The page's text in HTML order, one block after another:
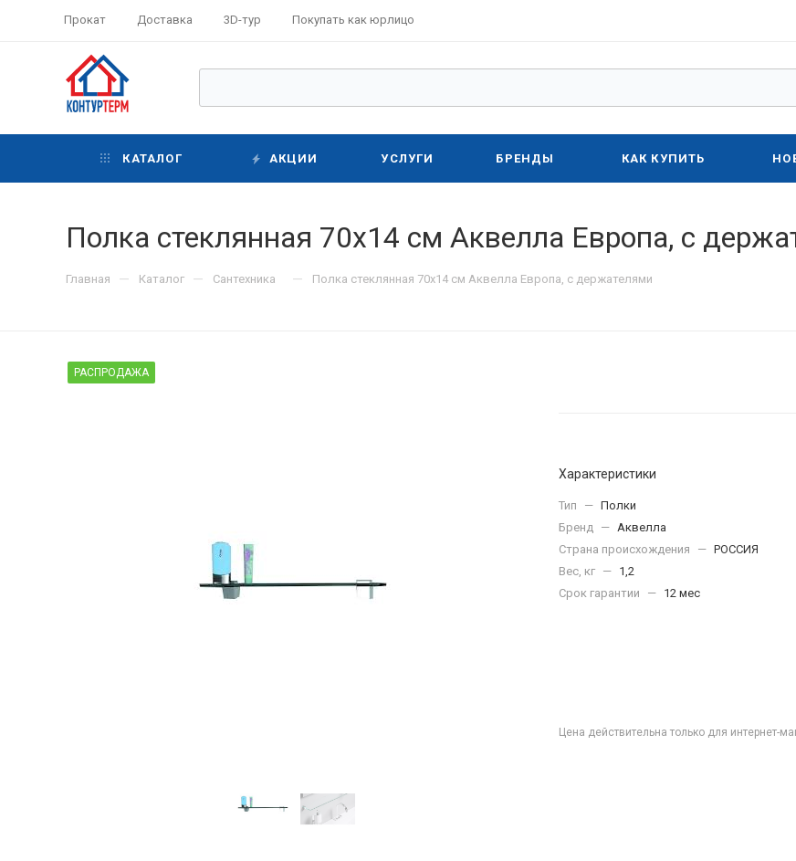
Прокат Доставка 3D-тур Покупать как юрлицо
КАТАЛОГ АКЦИИ УСЛУГИ БРЕНДЫ КАК КУПИТЬ
Полка стеклянная 70х14 см Аквелла Европа, с
Главная — Каталог — Сантехника — Полка стеклянная 70х14 см Аквелла Европа, с держателями
РАСПРОДАЖА
Характеристики
Тип — Полки
Бренд — Аквелла
Страна происхождения
— РОССИЯ
Вес, кг — 1,2
Срок гарантии
— 12 мес
Цена действительна только для интернет-